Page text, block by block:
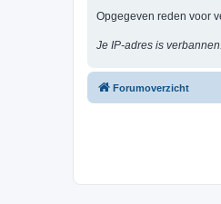
Opgegeven reden voor
Je IP-adres is verbannen.
Forumoverzicht